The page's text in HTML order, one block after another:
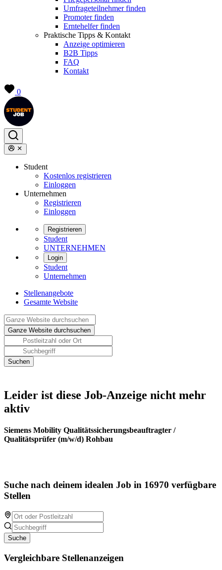
Umfrageteilnehmer finden
Promoter finden
Erntehelfer finden
Praktische Tipps & Kontakt
Anzeige optimieren
B2B Tipps
FAQ
Kontakt
0
Student
Kostenlos registrieren
Einloggen
Unternehmen
Registrieren
Einloggen
Registrieren
Student
UNTERNEHMEN
Login
Student
Unternehmen
Stellenangebote
Gesamte Website
Leider ist diese Job-Anzeige nicht mehr
aktiv
Siemens Mobility Qualitätssicherungsbeauftragter /
Qualitätsprüfer (m/w/d) Rohbau
Suche nach deinem idealen Job in 16970 verfügbare
Stellen
Suche
Vergleichbare Stellenanzeigen